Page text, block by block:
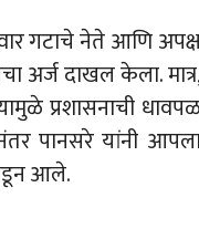
गटाचे नेते आणि
अर्ज दाखल केला.
प्रशासनाची
पानसरे यांनी
आले.